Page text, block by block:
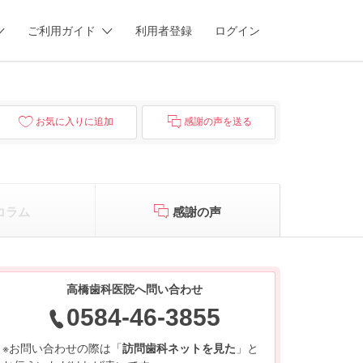
ご利用ガイド 利用者登録 ログイン
お気に入りに追加 感謝の声を送る
ラム 感謝の声
高橋歯科医院へ問い合わせ
0584-46-3855
※お問い合わせの際は「訪問歯科ネットを見た 」と